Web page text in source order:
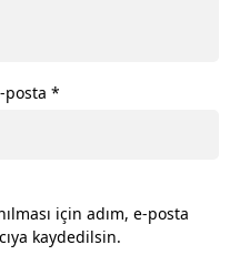
posta*
için adım, e-posta
kaydedilsin.